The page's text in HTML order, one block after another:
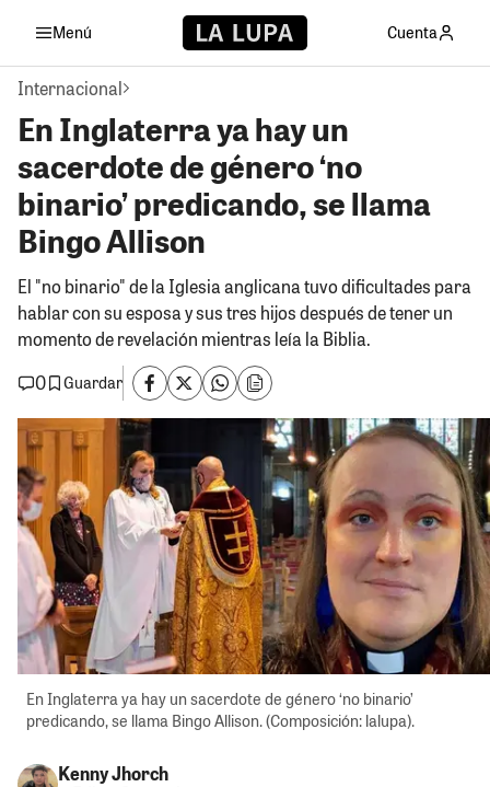
Menú Cuenta
Internacional
En Inglaterra ya hay un
sacerdote de género ‘no
binario’ predicando, se llama
Bingo Allison
El "no binario" de la Iglesia anglicana tuvo dificultades para
hablar con su esposa y sus tres hijos después de tener un
momento de revelación mientras leía la Biblia.
0
Guardar
En Inglaterra ya hay un sacerdote de género ‘no binario’
predicando, se llama Bingo Allison. (Composición: lalupa).
Kenny Jhorch